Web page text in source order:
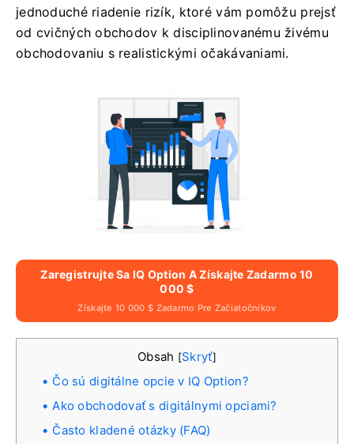
jednoduché riadenie rizík, ktoré vám pomôžu prejsť
od cvičných obchodov k disciplinovanému živému
obchodovaniu s realistickými očakávaniami.
Zaregistrujte Sa IQ Option A Získajte Zadarmo 10
000 $
Získajte 10 000 $ Zadarmo Pre Začiatočníkov
Obsah [Skryť]
Čo sú digitálne opcie v IQ Option?
Ako obchodovať s digitálnymi opciami?
Často kladené otázky (FAQ)